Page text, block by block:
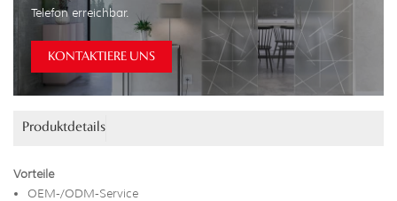
Telefon erreichbar.
KONTAKTIERE UNS
Produktdetails
Vorteile
OEM-/ODM-Service